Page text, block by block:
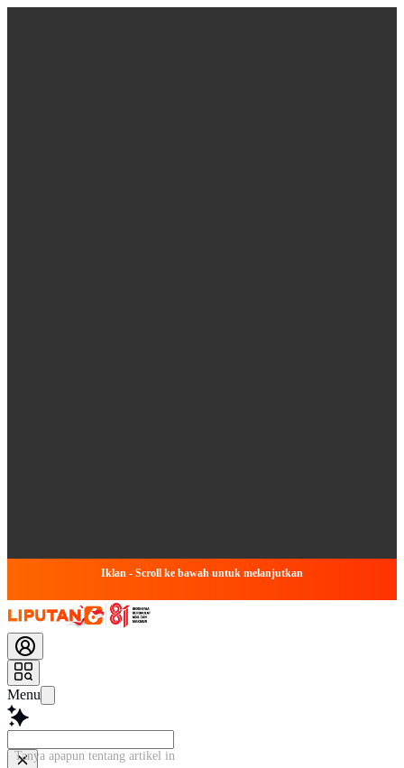
Iklan - Scroll ke bawah untuk melanjutkan
Menu
Tanya apapun tentang artikel ini...